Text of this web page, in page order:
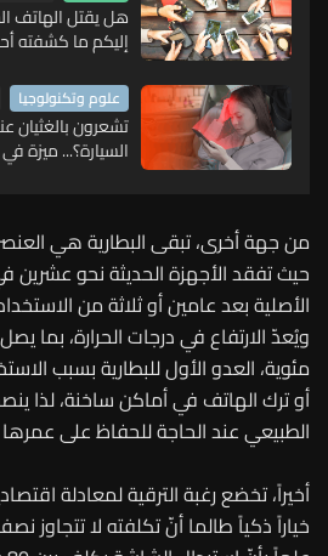
هل يقتل الهاتف
إليكم ما كشفته
علوم وتكنولوجيا
تشعرون بالغثيان
السيارة؟... ميزة
من جهة أخرى، تبقى البطارية هي العنصر
حيث تفقد الأجهزة الحديثة نحو
الأصلية بعد عامين أو ثلاثة من
مئوية، العدو الأول للبطارية بسبب
أو ترك الهاتف في أماكن ساخنة، لذا
الطبيعي عند الحاجة للحفاظ على عمرها
أخيراً، تخضع رغبة الترقية لمعادلة
خياراً ذكياً طالما أنّ تكلفته لا تتجاوز